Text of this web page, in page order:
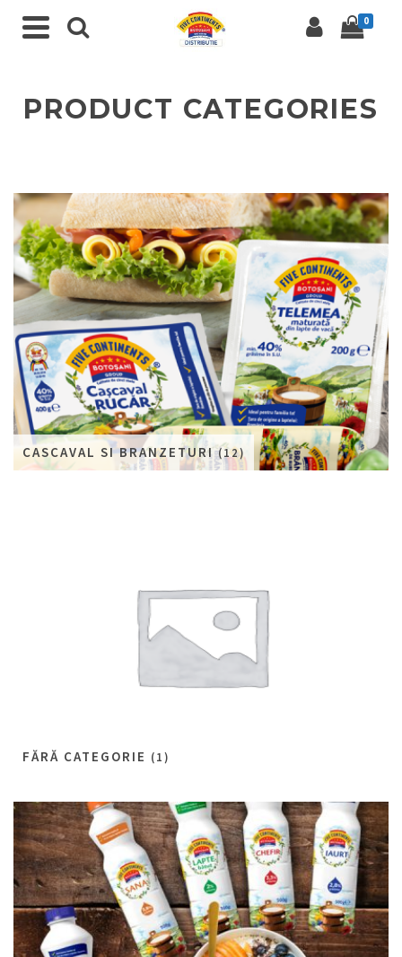
0
PRODUCT CATEGORIES
CASCAVAL SI BRANZETURI(12)
FĂRĂ CATEGORIE (1)